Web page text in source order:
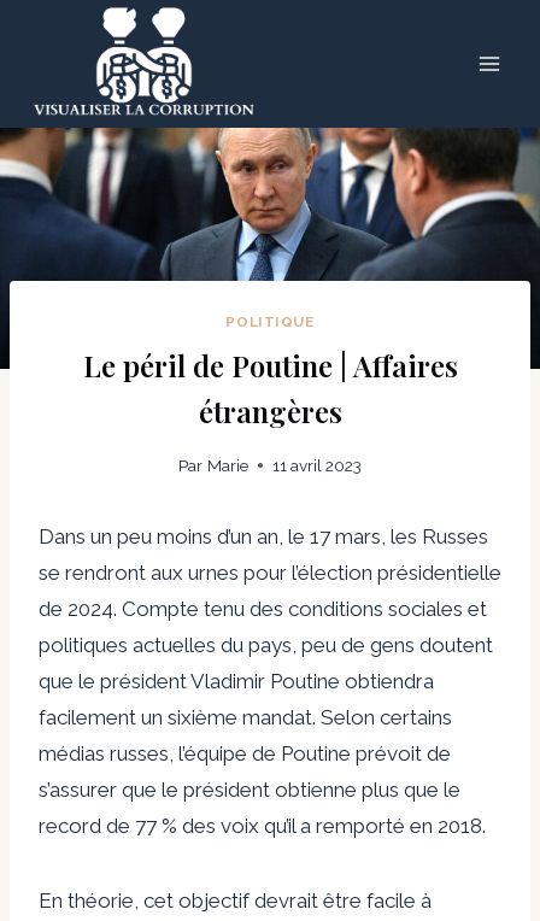
POLITIQUE
Le péril de Poutine | Affaires
étrangères
Par Marie 11 avril 2023
Dans un peu moins d’un an, le 17 mars, les Russes
se rendront aux urnes pour l’élection présidentielle
de 2024. Compte tenu des conditions sociales et
politiques actuelles du pays, peu de gens doutent
que le président Vladimir Poutine obtiendra
facilement un sixième mandat. Selon certains
médias russes, l’équipe de Poutine prévoit de
s’assurer que le président obtienne plus que le
record de 77 % des voix qu’il a remporté en 2018.
En théorie, cet objectif devrait être facile à